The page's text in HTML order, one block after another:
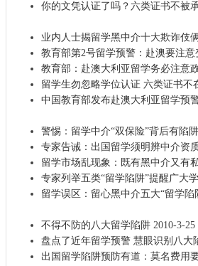
你的文凭认证了吗？六类证书不被
业内人士揭留学黑中介十大欺诈伎
教育部第2号留学预警：赴澳要注意
教育部：赴澳大利亚留学务必注意
留学生勿忽略学位认证 六类证书不
中国教育部发布赴澳大利亚留学预
警惕：留学中介“双保险”背后有陷阱
专家告诫：出国留学须明辨中介资
留学市场乱现象：既有黑中介又有
专家列举五类“留学陷阱”提醒广大
留学误区：留心黑中介五大“留学陷
不得不防的八大留学陷阱2010-3-25
盘点了近年留学预警 慧眼识别八大
出国留学陷阱预防有道：莫名费用